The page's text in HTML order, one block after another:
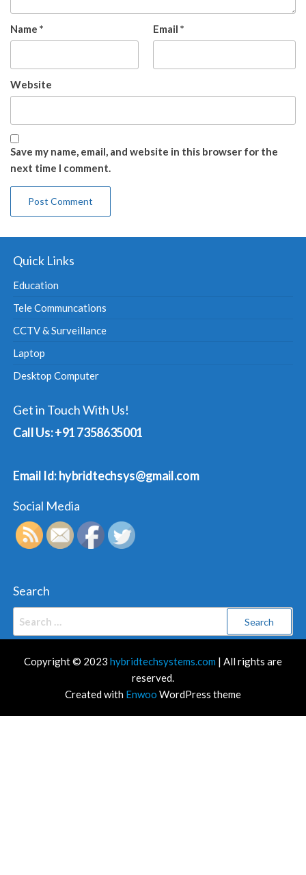
Name * Email *
Website
Save my name, email, and website in this browser for the
next time I comment.
Quick Links
Education
Tele Communcations
CCTV & Surveillance
Laptop
Desktop Computer
Get in Touch With Us!
Call Us: +91 7358635001
Email Id: hybridtechsys@gmail.com
Social Media
Search
Copyright © 2023 hybridtechsystems.com | All rights are
reserved.
Created with Enwoo WordPress theme